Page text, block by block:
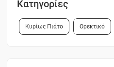
Κατηγορίες
Κυρίως Πιάτο Ορεκτικό